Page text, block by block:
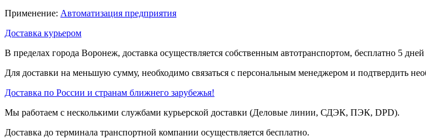
Применение: Автоматизация предприятия
Доставка курьером
В пределах города Воронеж, доставка осуществляется собственным автотранспортом, бесплатно 5
Для доставки на меньшую сумму, необходимо связаться с персональным менеджером и подтвердить
Доставка по России и странам ближнего зарубежья!
Мы работаем с несколькими службами курьерской доставки (Деловые линии, СДЭК, ПЭК, DPD).
Доставка до терминала транспортной компании осуществляется бесплатно.